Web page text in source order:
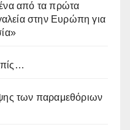
ένα από τα πρώτα
στην Ευρώπη για
των παραμεθόριων